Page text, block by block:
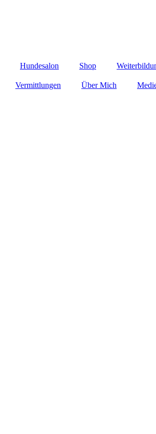
Hundesalon Shop
Vermittlungen Über Mich